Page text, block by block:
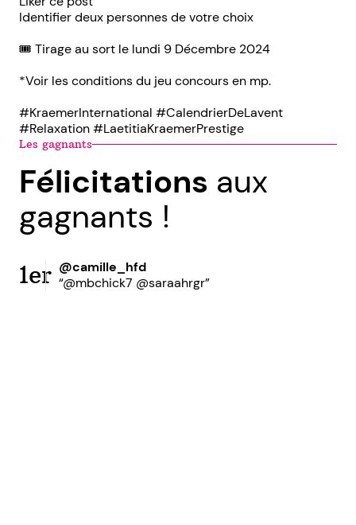
Identifier deux personnes de votre choix
🎟️ Tirage au sort le lundi 9 Décembre 2024
*Voir les conditions du jeu concours en mp.
#KraemerInternational #CalendrierDeLavent
#Relaxation #LaetitiaKraemerPrestige
Les gagnants
Félicitations aux
gagnants !
1er @camille_hfd
“@mbchick7 @saraahrgr”